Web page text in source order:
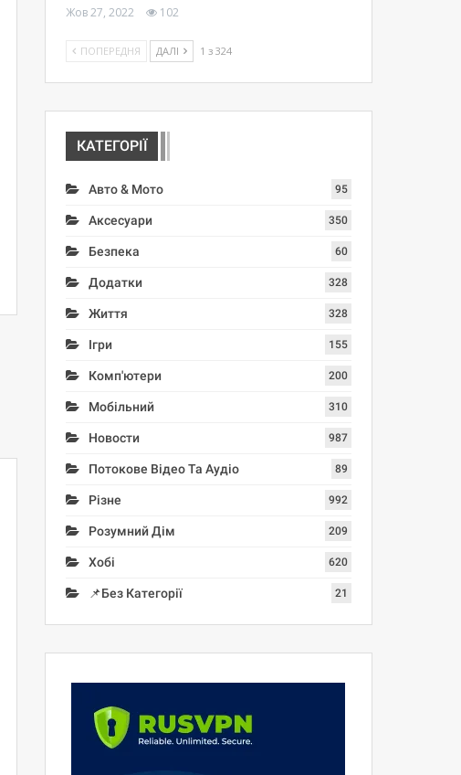
Жов 27, 2022 102
ПОПЕРЕДНЯ ДАЛІ 1 з 324
КАТЕГОРІЇ
Авто & Мото 95
Аксесуари 350
Безпека 60
Додатки 328
Життя 328
Ігри 155
Комп'ютери 200
Мобільний 310
Новости 987
Потокове Відео Та Аудіо 89
Різне 992
Розумний Дім 209
Хобі 620
📌Без Категорії 21